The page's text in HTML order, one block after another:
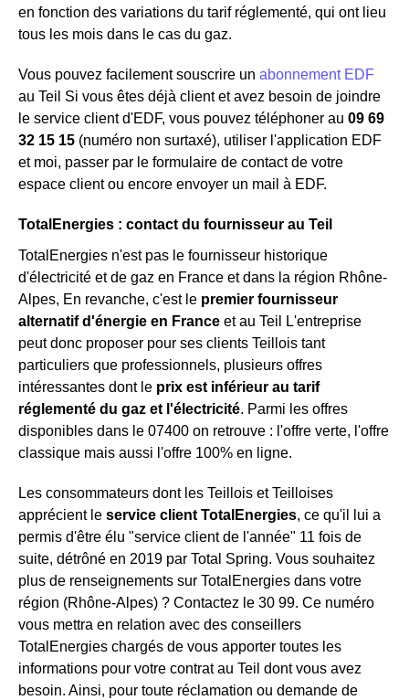
en fonction des variations du tarif réglementé, qui ont lieu
tous les mois dans le cas du gaz.
Vous pouvez facilement souscrire un abonnement EDF
au Teil Si vous êtes déjà client et avez besoin de joindre
le service client d'EDF, vous pouvez téléphoner au 09 69
32 15 15 (numéro non surtaxé), utiliser l'application EDF
et moi, passer par le formulaire de contact de votre
espace client ou encore envoyer un mail à EDF.
TotalEnergies : contact du fournisseur au Teil
TotalEnergies n'est pas le fournisseur historique
d'électricité et de gaz en France et dans la région Rhône-
Alpes, En revanche, c'est le premier fournisseur
alternatif d'énergie en France et au Teil L'entreprise
peut donc proposer pour ses clients Teillois tant
particuliers que professionnels, plusieurs offres
intéressantes dont le prix est inférieur au tarif
réglementé du gaz et l'électricité. Parmi les offres
disponibles dans le 07400 on retrouve : l'offre verte, l'offre
classique mais aussi l'offre 100% en ligne.
Les consommateurs dont les Teillois et Teilloises
apprécient le service client TotalEnergies, ce qu'il lui a
permis d'être élu "service client de l'année" 11 fois de
suite, détrôné en 2019 par Total Spring. Vous souhaitez
plus de renseignements sur TotalEnergies dans votre
région (Rhône-Alpes) ? Contactez le 30 99. Ce numéro
vous mettra en relation avec des conseillers
TotalEnergies chargés de vous apporter toutes les
informations pour votre contrat au Teil dont vous avez
besoin. Ainsi, pour toute réclamation ou demande de